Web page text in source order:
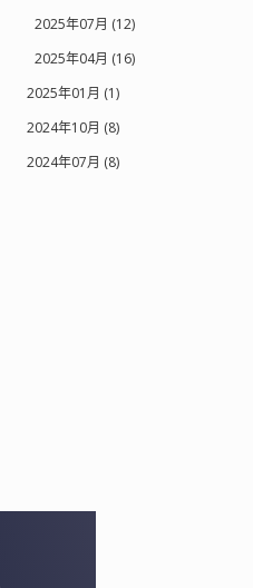
2025年07月 (12)
2025年04月 (16)
2025年01月 (1)
2024年10月 (8)
2024年07月 (8)